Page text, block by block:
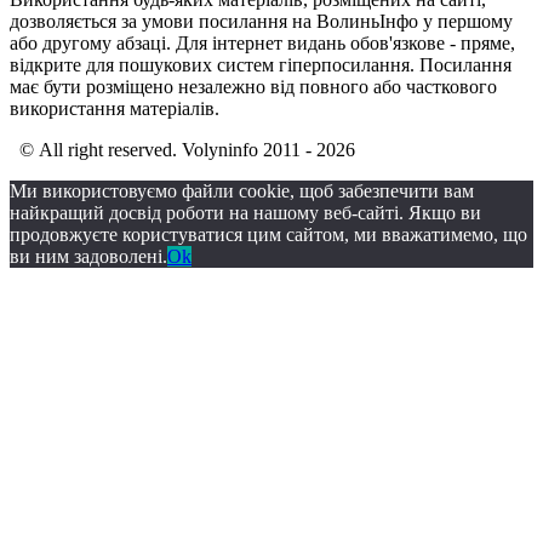
дозволяється за умови посилання на ВолиньІнфо у першому
або другому абзаці. Для інтернет видань обов'язкове - пряме,
відкрите для пошукових систем гіперпосилання. Посилання
має бути розміщено незалежно від повного або часткового
використання матеріалів.
© All right reserved. Volyninfo 2011 - 2026
Ми використовуємо файли cookie, щоб забезпечити вам
найкращий досвід роботи на нашому веб-сайті. Якщо ви
продовжуєте користуватися цим сайтом, ми вважатимемо, що
ви ним задоволені.Ok